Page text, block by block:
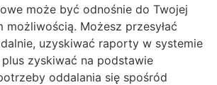
może być odnośnie do Twojej
możliwością. Możesz przesyłać
uzyskiwać raporty w systemie
plus zyskiwać na podstawie
oddalania się spośród